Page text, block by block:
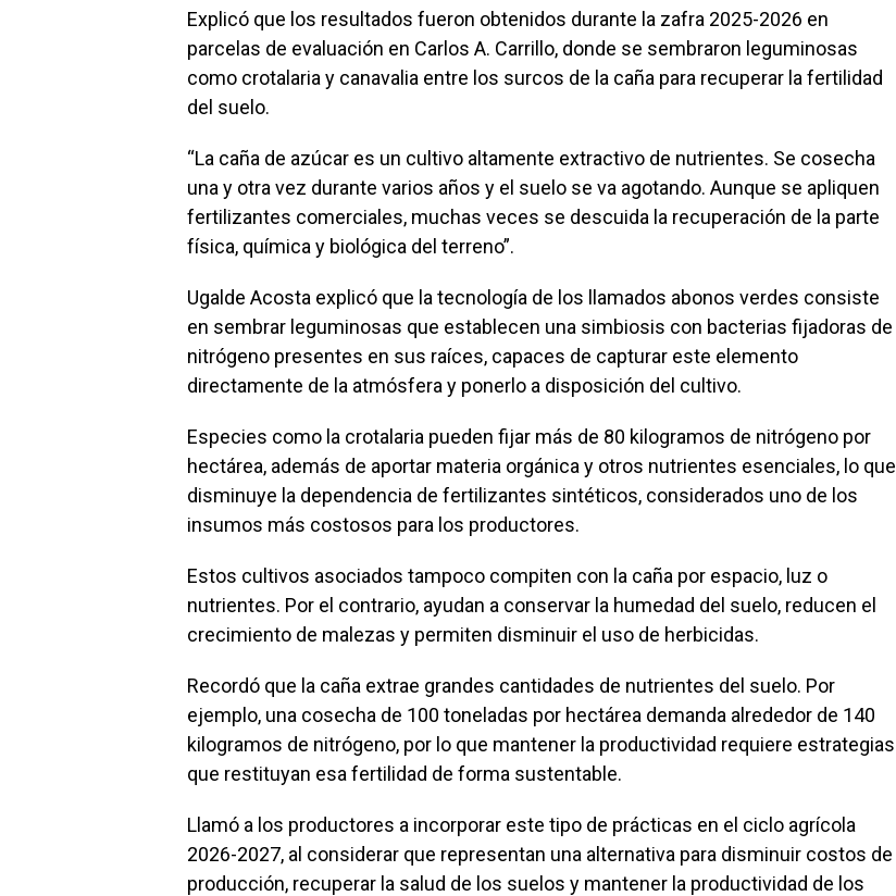
Explicó que los resultados fueron obtenidos durante la zafra 2025-2026 en
parcelas de evaluación en Carlos A. Carrillo, donde se sembraron leguminosas
como crotalaria y canavalia entre los surcos de la caña para recuperar la fertilidad
del suelo.
“La caña de azúcar es un cultivo altamente extractivo de nutrientes. Se cosecha
una y otra vez durante varios años y el suelo se va agotando. Aunque se apliquen
fertilizantes comerciales, muchas veces se descuida la recuperación de la parte
física, química y biológica del terreno”.
Ugalde Acosta explicó que la tecnología de los llamados abonos verdes consiste
en sembrar leguminosas que establecen una simbiosis con bacterias fijadoras de
nitrógeno presentes en sus raíces, capaces de capturar este elemento
directamente de la atmósfera y ponerlo a disposición del cultivo.
Especies como la crotalaria pueden fijar más de 80 kilogramos de nitrógeno por
hectárea, además de aportar materia orgánica y otros nutrientes esenciales, lo que
disminuye la dependencia de fertilizantes sintéticos, considerados uno de los
insumos más costosos para los productores.
Estos cultivos asociados tampoco compiten con la caña por espacio, luz o
nutrientes. Por el contrario, ayudan a conservar la humedad del suelo, reducen el
crecimiento de malezas y permiten disminuir el uso de herbicidas.
Recordó que la caña extrae grandes cantidades de nutrientes del suelo. Por
ejemplo, una cosecha de 100 toneladas por hectárea demanda alrededor de 140
kilogramos de nitrógeno, por lo que mantener la productividad requiere estrategias
que restituyan esa fertilidad de forma sustentable.
Llamó a los productores a incorporar este tipo de prácticas en el ciclo agrícola
2026-2027, al considerar que representan una alternativa para disminuir costos de
producción, recuperar la salud de los suelos y mantener la productividad de los